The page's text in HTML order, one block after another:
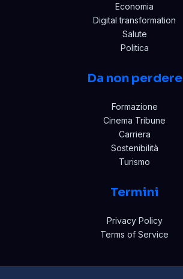
Economia
Digital transformation
Salute
Politica
Da non perdere
Formazione
Cinema Tribune
Carriera
Sostenibilità
Turismo
Termini
Privacy Policy
Terms of Service